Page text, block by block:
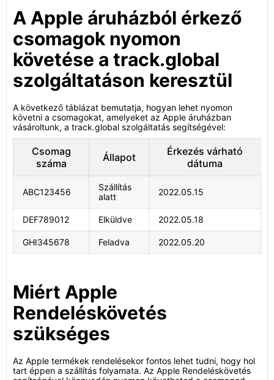
A Apple áruházból érkező
csomagok nyomon
követése a track.global
szolgáltatáson keresztül
A következő táblázat bemutatja, hogyan lehet nyomon
követni a csomagokat, amelyeket az Apple áruházban
vásároltunk, a track.global szolgáltatás segítségével:
Csomag
száma
Állapot
Érkezés várható
dátuma
ABC123456
Szállítás
alatt
2022.05.15
DEF789012 Elküldve 2022.05.18
GHI345678 Feladva 2022.05.20
Miért Apple
Rendeléskövetés
szükséges
Az Apple termékek rendelésekor fontos lehet tudni, hogy hol
tart éppen a szállítás folyamata. Az Apple Rendeléskövetés